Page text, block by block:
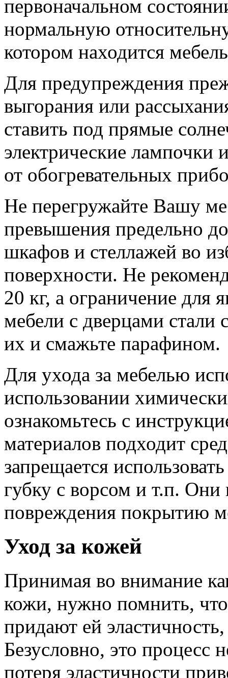
первоначальном
нормальную
котором находится
Для предупреждения
выгорания или
ставить под прямые
электрические лампочки
от обогревательных
Не перегружайте Вашу
превышения предельно
шкафов и стеллажей во
поверхности. Не
20 кг, а ограничение для
мебели с дверцами стали
их и смажьте парафином.
Для ухода за мебелью
использовании
ознакомьтесь с
материалов подходит
запрещается
губку с ворсом и т.п. Они
повреждения покрытию
Уход за кожей
Принимая во внимание
кожи, нужно помнить,
придают ей
Безусловно, это процесс
потеря эластичности